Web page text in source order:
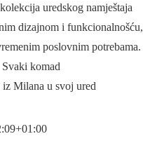
uredskog namještaja
dizajnom i funkcionalnošću,
poslovnim potrebama.
Svaki komad
iz Milana u svoj ured